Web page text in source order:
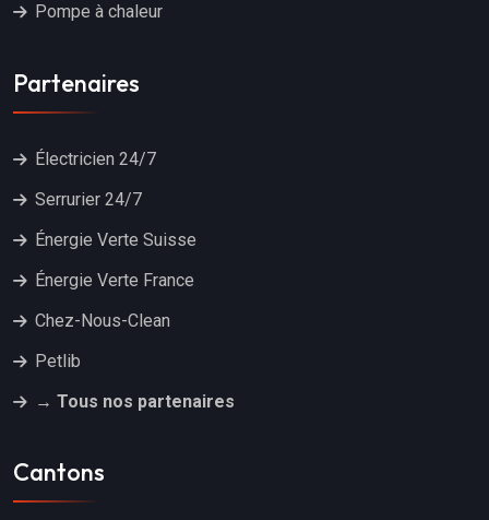
Pompe à chaleur
Partenaires
Électricien 24/7
Serrurier 24/7
Énergie Verte Suisse
Énergie Verte France
Chez-Nous-Clean
Petlib
→ Tous nos partenaires
Cantons